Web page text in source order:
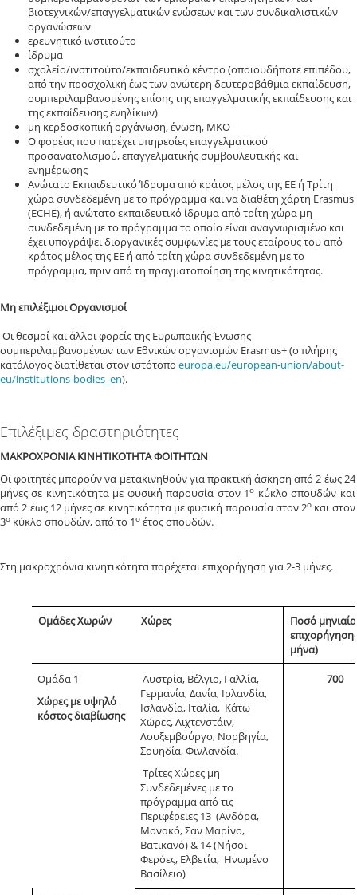
βιοτεχνικών/επαγγελματικών ενώσεων και των συνδικαλιστικών
οργανώσεων
ερευνητικό ινστιτούτο
ίδρυμα
σχολείο/ινστιτούτο/εκπαιδευτικό κέντρο (οποιουδήποτε επιπέδου,
από την προσχολική έως των ανώτερη δευτεροβάθμια εκπαίδευση,
συμπεριλαμβανομένης επίσης της επαγγελματικής εκπαίδευσης και
της εκπαίδευσης ενηλίκων)
μη κερδοσκοπική οργάνωση, ένωση, ΜΚΟ
Ο φορέας που παρέχει υπηρεσίες επαγγελματικού
προσανατολισμού, επαγγελματικής συμβουλευτικής και
ενημέρωσης
Ανώτατο Εκπαιδευτικό Ίδρυμα από κράτος μέλος της ΕΕ ή Τρίτη
χώρα συνδεδεμένη με το πρόγραμμα και να διαθέτη χάρτη Erasmus
(ECHE), ή ανώτατο εκπαιδευτικό ίδρυμα από τρίτη χώρα μη
συνδεδεμένη με το πρόγραμμα το οποίο είναι αναγνωρισμένο και
έχει υπογράψει διοργανικές συμφωνίες με τους εταίρους του από
κράτος μέλος της ΕΕ ή από τρίτη χώρα συνδεδεμένη με το
πρόγραμμα, πριν από τη πραγματοποίηση της κινητικότητας.
Μη επιλέξιμοι Οργανισμοί
Οι θεσμοί και άλλοι φορείς της Ευρωπαϊκής Ένωσης
συμπεριλαμβανομένων των Εθνικών οργανισμών Erasmus+ (ο πλήρης
κατάλογος διατίθεται στον ιστότοπο europa.eu/european-union/about-
eu/institutions-bodies_en).
Επιλέξιμες δραστηριότητες
ΜΑΚΡΟΧΡΟΝΙΑ ΚΙΝΗΤΙΚΟΤΗΤΑ ΦΟΙΤΗΤΩΝ
Οι φοιτητές μπορούν να μετακινηθούν για πρακτική άσκηση από 2 έως 24
μήνες σε κινητικότητα με φυσική παρουσία στον 1ο κύκλο σπουδών και
από 2 έως 12 μήνες σε κινητικότητα με φυσική παρουσία στον 2ο και στον
3ο κύκλο σπουδών, από το 1ο έτος σπουδών.
Στη μακροχρόνια κινητικότητα παρέχεται επιχορήγηση για 2-3 μήνες.
Ομάδες Χωρών Χώρες
Ποσό
μήνα)
Ομάδα 1
Χώρες με υψηλό
κόστος διαβίωσης
Αυστρία, Βέλγιο, Γαλλία,
Γερμανία, Δανία, Ιρλανδία,
Ισλανδία, Ιταλία, Κάτω
Χώρες, Λιχτενστάιν,
Λουξεμβούργο, Νορβηγία,
Σουηδία, Φινλανδία.
Τρίτες Χώρες μη
Συνδεδεμένες με το
πρόγραμμα από τις
Περιφέρειες 13 (Ανδόρα,
Μονακό, Σαν Μαρίνο,
Βατικανό) & 14 (Νήσοι
Φερόες, Ελβετία, Ηνωμένο
Βασίλειο)
700